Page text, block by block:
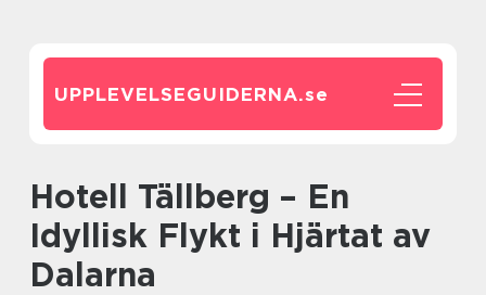
UPPLEVELSEGUIDERNA.se
Hotell Tällberg – En
Idyllisk Flykt i Hjärtat av
Dalarna